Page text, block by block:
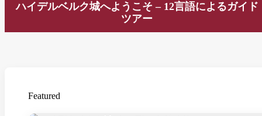
ハイデルベルク城へようこそ – 12言語によるガイド
ツアー
Featured